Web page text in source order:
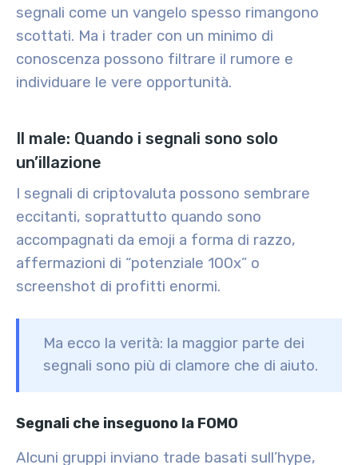
segnali come un vangelo spesso rimangono
scottati. Ma i trader con un minimo di
conoscenza possono filtrare il rumore e
individuare le vere opportunità.
Il male: Quando i segnali sono solo
un’illazione
I segnali di criptovaluta possono sembrare
eccitanti, soprattutto quando sono
accompagnati da emoji a forma di razzo,
affermazioni di “potenziale 100x” o
screenshot di profitti enormi.
Ma ecco la verità: la maggior parte dei
segnali sono più di clamore che di aiuto.
Segnali che inseguono la FOMO
Alcuni gruppi inviano trade basati sull’hype,